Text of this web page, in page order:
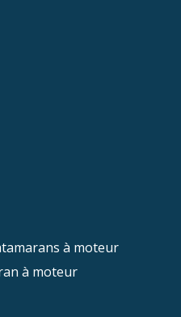
à moteur
à moteur